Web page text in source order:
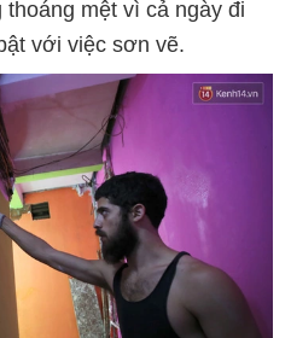
mệt vì cả ngày đi
với việc sơn vẽ.